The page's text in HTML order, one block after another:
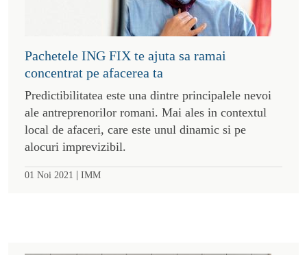
Pachetele ING FIX te ajuta sa ramai
concentrat pe afacerea ta
Predictibilitatea este una dintre principalele nevoi
ale antreprenorilor romani. Mai ales in contextul
local de afaceri, care este unul dinamic si pe
alocuri imprevizibil.
01 Noi 2021 | IMM